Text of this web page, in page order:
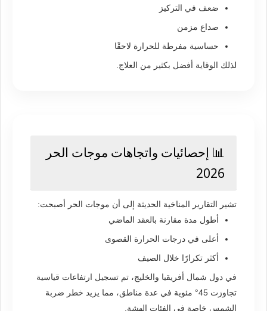
ضعف في التركيز
صداع مزمن
حساسية مفرطة للحرارة لاحقًا
لذلك الوقاية أفضل بكثير من العلاج.
📊 إحصائيات واتجاهات موجات الحر
2026
تشير التقارير المناخية الحديثة إلى أن موجات الحر أصبحت:
أطول مدة مقارنة بالعقد الماضي
أعلى في درجات الحرارة القصوى
أكثر تكرارًا خلال الصيف
في دول شمال أفريقيا والخليج، تم تسجيل ارتفاعات قياسية
تجاوزت 45° مئوية في عدة مناطق، مما يزيد خطر ضربة
الشمس خاصة في الفئات الهشة.